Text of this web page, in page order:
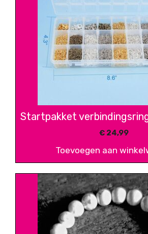
Startpakket
€ 24,99
Toevoegen aan